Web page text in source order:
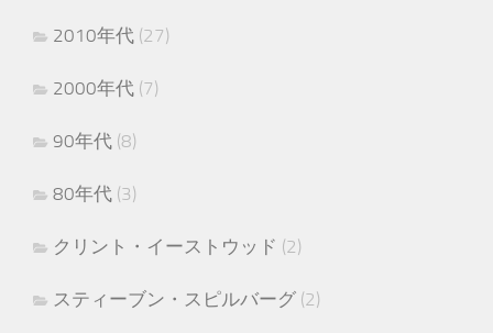
2010年代 (27)
2000年代 (7)
90年代 (8)
80年代 (3)
クリント・イーストウッド (2)
スティーブン・スピルバーグ (2)